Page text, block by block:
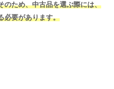
のため、中古品を選ぶ際には、
必要があります。